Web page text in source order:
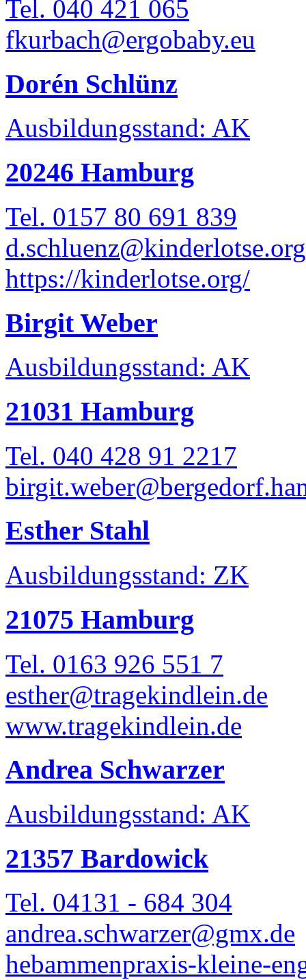
Tel. 040 421 065
fkurbach@ergobaby.eu
Dorén Schlünz
Ausbildungsstand: AK
20246 Hamburg
Tel. 0157 80 691 839
d.schluenz@kinderlotse.org
https://kinderlotse.org/
Birgit Weber
Ausbildungsstand: AK
21031 Hamburg
Tel. 040 428 91 2217
Esther Stahl
Ausbildungsstand: ZK
21075 Hamburg
Tel. 0163 926 551 7
esther@tragekindlein.de
www.tragekindlein.de
Andrea Schwarzer
Ausbildungsstand: AK
21357 Bardowick
Tel. 04131 - 684 304
andrea.schwarzer@gmx.de
hebammenpraxis-kleine-